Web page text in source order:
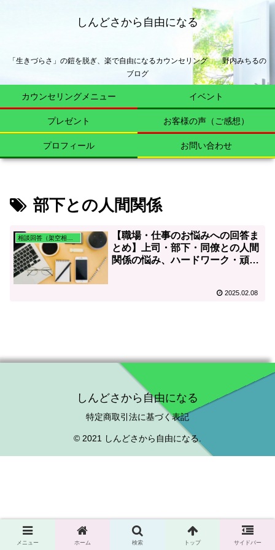
しんどさから自由になる
「生きづらさ」の鎧を脱ぎ、楽で自由になるカウンセリング 野内みちるの
ブログ
カウンセリングメニュー イベント
プレゼント お客様の声（ご感想）
プロフィール お問い合わせ
部下との人間関係
【職場・仕事のお悩みへの回答ま
とめ】上司・部下・同僚との人間
関係の悩み、ハードワーク・頑張
2025.02.08
しんどさから自由になる
特定商取引法に基づく表記
© 2021 しんどさから自由になる.
メニュー ホーム 検索 トップ サイドバー